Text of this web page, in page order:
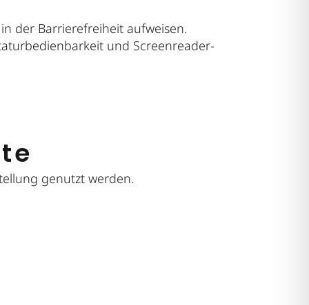
der Barrierefreiheit aufweisen.
und Screenreader-
genutzt werden.